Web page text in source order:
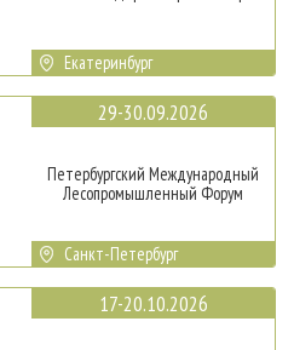
Екатеринбург
29-30.09.2026
Петербургский Международный
Лесопромышленный Форум
Санкт-Петербург
17-20.10.2026